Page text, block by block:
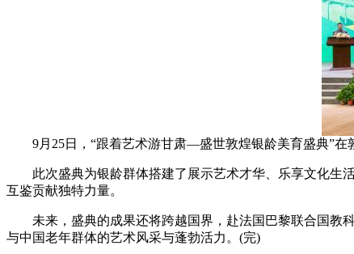
9月25日，“跟着艺术游甘肃—盛世敦煌银龄美育盛典”在
此次盛典为银龄群体搭建了展示艺术才华、乐享文化生活
互鉴贡献独特力量。
未来，盛典的成果还将跨越国界，赴法国巴黎联合国教科
与中国老年群体的艺术风采与蓬勃活力。(完)